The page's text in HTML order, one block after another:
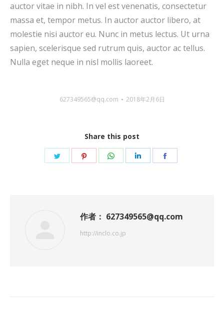
auctor vitae in nibh. In vel est venenatis, consectetur
massa et, tempor metus. In auctor auctor libero, at
molestie nisi auctor eu. Nunc in metus lectus. Ut urna
sapien, scelerisque sed rutrum quis, auctor ac tellus.
Nulla eget neque in nisl mollis laoreet.
627349565@qq.com 2018年2月6日
Share this post
Share
Share
Share
Share
作者： 627349565@qq.com
http://inclo.co.jp